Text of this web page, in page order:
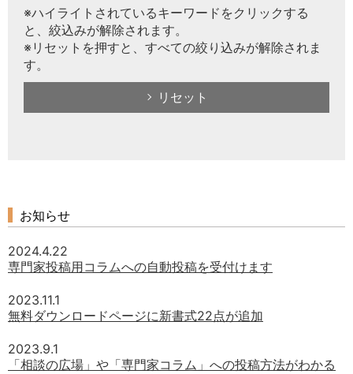
※ハイライトされているキーワードをクリックする
と、絞込みが解除されます。
※リセットを押すと、すべての絞り込みが解除されま
す。
リセット
お知らせ
2024.4.22
専門家投稿用コラムへの自動投稿を受付けます
2023.11.1
無料ダウンロードページに新書式22点が追加
2023.9.1
「相談の広場」や「専門家コラム」への投稿方法がわかる